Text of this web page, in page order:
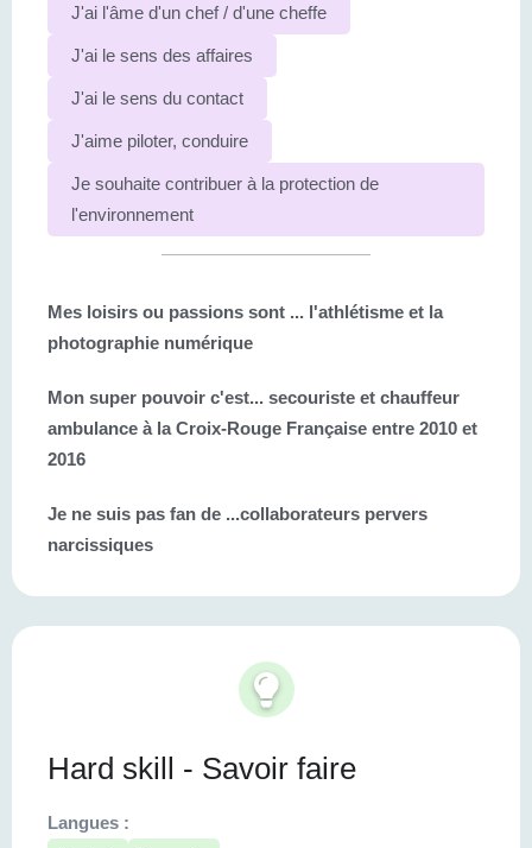
J'ai l'âme d'un chef / d'une cheffe
J'ai le sens des affaires
J'ai le sens du contact
J'aime piloter, conduire
Je souhaite contribuer à la protection de
l'environnement
Mes loisirs ou passions sont ... l'athlétisme et la
photographie numérique
Mon super pouvoir c'est... secouriste et chauffeur
ambulance à la Croix-Rouge Française entre 2010 et
2016
Je ne suis pas fan de ...collaborateurs pervers
narcissiques
Hard skill - Savoir faire
Langues :